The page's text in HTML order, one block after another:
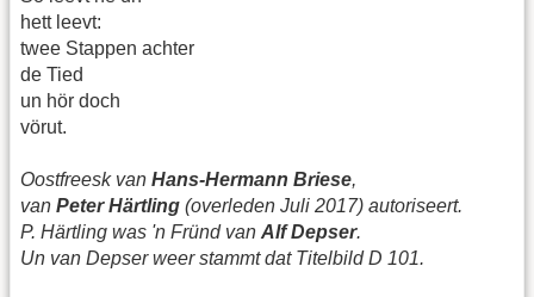
hett leevt:
twee Stappen achter
de Tied
un hör doch
vörut.
Oostfreesk van Hans-Hermann Briese,
van Peter Härtling (overleden Juli 2017) autoriseert.
P. Härtling was 'n Fründ van Alf Depser.
Un van Depser weer stammt dat Titelbild D 101.